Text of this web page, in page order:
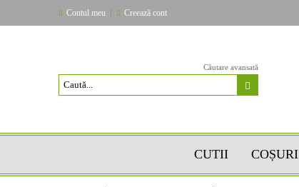
Contul meu Creează cont
Căutare avansată
CUTII COȘURI